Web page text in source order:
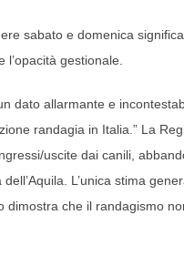
sabato e domenica
gestionale.
dato allarmante e
randagia in Italia.” La
uscite dai canili,
L’unica stima
dimostra che il randagismo